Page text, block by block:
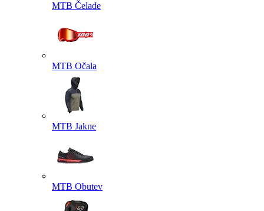
MTB Čelade
MTB Očala
MTB Jakne
MTB Obutev